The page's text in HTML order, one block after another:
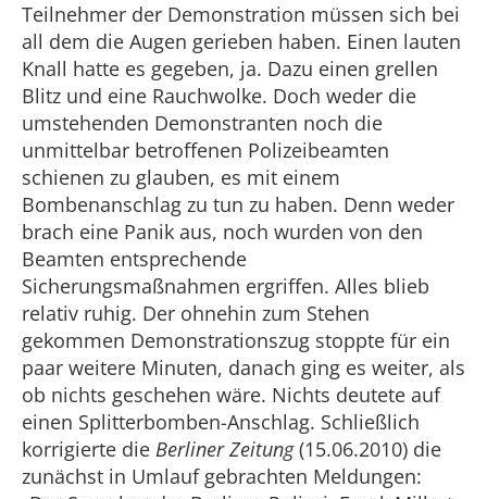
Teilnehmer der Demonstration müssen sich bei
all dem die Augen gerieben haben. Einen lauten
Knall hatte es gegeben, ja. Dazu einen grellen
Blitz und eine Rauchwolke. Doch weder die
umstehenden Demonstranten noch die
unmittelbar betroffenen Polizeibeamten
schienen zu glauben, es mit einem
Bombenanschlag zu tun zu haben. Denn weder
brach eine Panik aus, noch wurden von den
Beamten entsprechende
Sicherungsmaßnahmen ergriffen. Alles blieb
relativ ruhig. Der ohnehin zum Stehen
gekommen Demonstrationszug stoppte für ein
paar weitere Minuten, danach ging es weiter, als
ob nichts geschehen wäre. Nichts deutete auf
einen Splitterbomben-Anschlag. Schließlich
korrigierte die Berliner Zeitung(15.06.2010) die
zunächst in Umlauf gebrachten Meldungen: